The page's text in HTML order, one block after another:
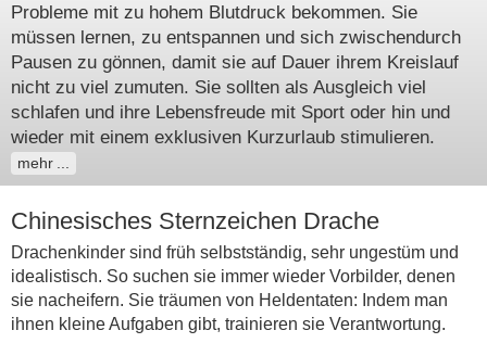
Probleme mit zu hohem Blutdruck bekommen. Sie
müssen lernen, zu entspannen und sich zwischendurch
Pausen zu gönnen, damit sie auf Dauer ihrem Kreislauf
nicht zu viel zumuten. Sie sollten als Ausgleich viel
schlafen und ihre Lebensfreude mit Sport oder hin und
wieder mit einem exklusiven Kurzurlaub stimulieren.
mehr
Chinesisches Sternzeichen Drache
Drachenkinder sind früh selbstständig, sehr ungestüm und
idealistisch. So suchen sie immer wieder Vorbilder, denen
sie nacheifern. Sie träumen von Heldentaten: Indem man
ihnen kleine Aufgaben gibt, trainieren sie Verantwortung.